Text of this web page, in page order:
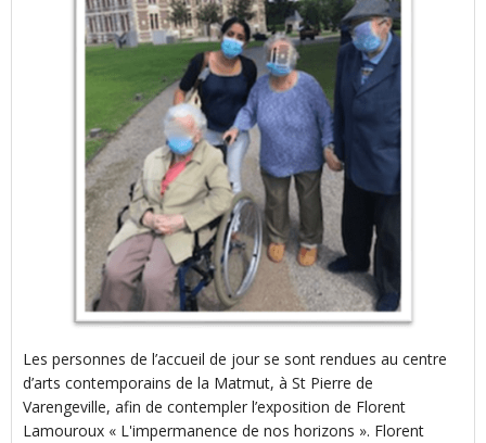
Les personnes de l’accueil de jour se sont rendues au centre
d’arts contemporains de la Matmut, à St Pierre de
Varengeville, afin de contempler l’exposition de Florent
Lamouroux « L'impermanence de nos horizons ». Florent